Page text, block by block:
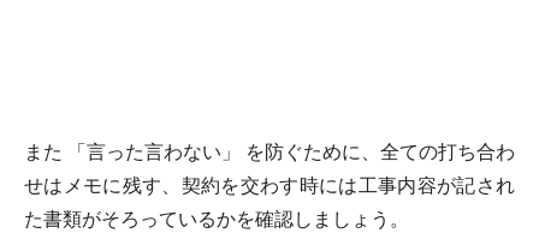
また 「言った言わない」 を防ぐために、全ての打ち合わ
せはメモに残す、契約を交わす時には工事内容が記され
た書類がそろっているかを確認しましょう。